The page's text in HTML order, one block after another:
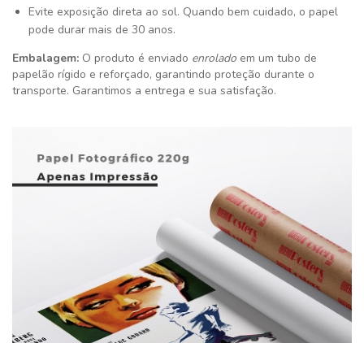
Evite exposição direta ao sol. Quando bem cuidado, o papel
pode durar mais de 30 anos.
Embalagem: O produto é enviado enrolado em um tubo de
papelão rígido e reforçado, garantindo proteção durante o
transporte. Garantimos a entrega e sua satisfação.